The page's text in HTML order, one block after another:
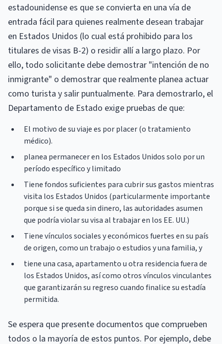
estadounidense es que se convierta en una vía de
entrada fácil para quienes realmente desean trabajar
en Estados Unidos (lo cual está prohibido para los
titulares de visas B-2) o residir allí a largo plazo. Por
ello, todo solicitante debe demostrar "intención de no
inmigrante" o demostrar que realmente planea actuar
como turista y salir puntualmente. Para demostrarlo, el
Departamento de Estado exige pruebas de que:
El motivo de su viaje es por placer (o tratamiento
médico).
planea permanecer en los Estados Unidos solo por un
período específico y limitado
Tiene fondos suficientes para cubrir sus gastos mientras
visita los Estados Unidos (particularmente importante
porque si se queda sin dinero, las autoridades asumen
que podría violar su visa al trabajar en los EE. UU.)
Tiene vínculos sociales y económicos fuertes en su país
de origen, como un trabajo o estudios y una familia, y
tiene una casa, apartamento u otra residencia fuera de
los Estados Unidos, así como otros vínculos vinculantes
que garantizarán su regreso cuando finalice su estadía
permitida.
Se espera que presente documentos que comprueben
todos o la mayoría de estos puntos. Por ejemplo, debe